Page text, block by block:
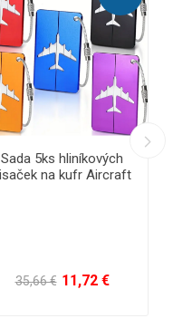
Vodeodolné púzdro na
telefón
5,67 € 3,32 €